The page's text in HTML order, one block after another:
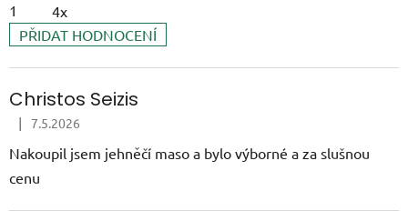
1
4x
PŘIDAT HODNOCENÍ
p
s
h
Christos Seizis
Hodnocení obchodu je 5 z 5 hvězdiček.
| 7.5.2026
Nakoupil jsem jehněčí maso a bylo výborné a za slušnou
cenu